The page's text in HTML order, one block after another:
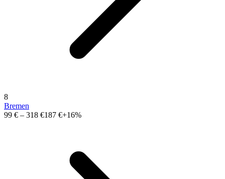
8
Bremen
99 € – 318 €187 €+16%